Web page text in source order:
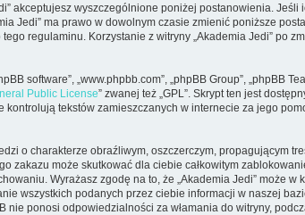
akceptujesz wyszczególnione poniżej postanowienia.
Jedi” ma prawo w dowolnym czasie zmienić poniższe
regulaminu. Korzystanie z witryny „Akademia Jedi” po
software”, „www.phpbb.com”, „phpBB Group”,
Public License” zwanej też „GPL”. Skrypt ten jest
kontrolują tekstów zamieszczanych w internecie za jego
o charakterze obraźliwym, oszczerczym, propagującym
zakazu może skutkować dla ciebie całkowitym
Wyrażasz zgodę na to, że „Akademia Jedi” może
wszystkich podanych przez ciebie informacji w naszej
nie ponosi odpowiedzialności za włamania do witryny,